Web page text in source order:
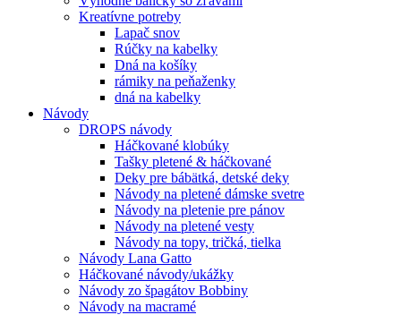
Kreatívne potreby
Lapač snov
Rúčky na kabelky
Dná na košíky
rámiky na peňaženky
dná na kabelky
Návody
DROPS návody
Háčkované klobúky
Tašky pletené & háčkované
Deky pre bábätká, detské deky
Návody na pletené dámske svetre
Návody na pletenie pre pánov
Návody na pletené vesty
Návody na topy, tričká, tielka
Návody Lana Gatto
Háčkované návody/ukážky
Návody zo špagátov Bobbiny
Návody na macramé